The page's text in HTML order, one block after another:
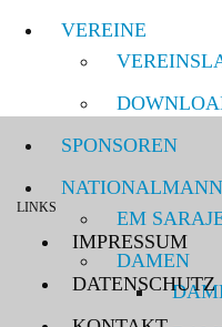
VEREINE
SPONSOREN
EM
DAMEN
LINKS
IMPRESSUM
DATENSCHUTZ